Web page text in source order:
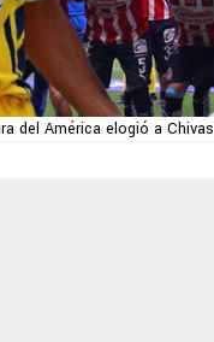
del América elogió a Chivas